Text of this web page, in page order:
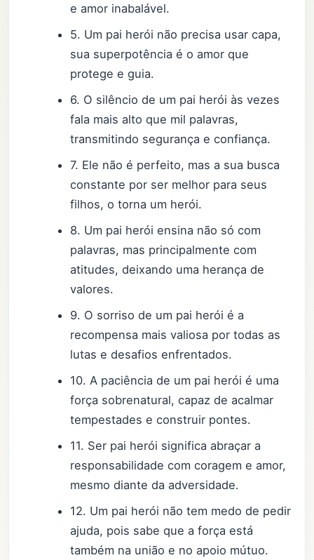
e amor inabalável.
5. Um pai herói não precisa usar capa,
sua superpotência é o amor que
protege e guia.
6. O silêncio de um pai herói às vezes
fala mais alto que mil palavras,
transmitindo segurança e confiança.
7. Ele não é perfeito, mas a sua busca
constante por ser melhor para seus
filhos, o torna um herói.
8. Um pai herói ensina não só com
palavras, mas principalmente com
atitudes, deixando uma herança de
valores.
9. O sorriso de um pai herói é a
recompensa mais valiosa por todas as
lutas e desafios enfrentados.
10. A paciência de um pai herói é uma
força sobrenatural, capaz de acalmar
tempestades e construir pontes.
11. Ser pai herói significa abraçar a
responsabilidade com coragem e amor,
mesmo diante da adversidade.
12. Um pai herói não tem medo de pedir
ajuda, pois sabe que a força está
também na união e no apoio mútuo.